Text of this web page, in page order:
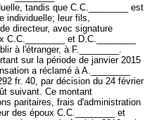
tandis que C.C.________ est
individuelle; leur fils,
directeur, avec signature
et D.C.________
à l'étranger, à F.________.
sur la période de janvier 2015
a réclamé à A.________
fr. 40, par décision du 24 février
suivant. Ce montant
paritaires, frais d'administration
des époux C.C.________ et